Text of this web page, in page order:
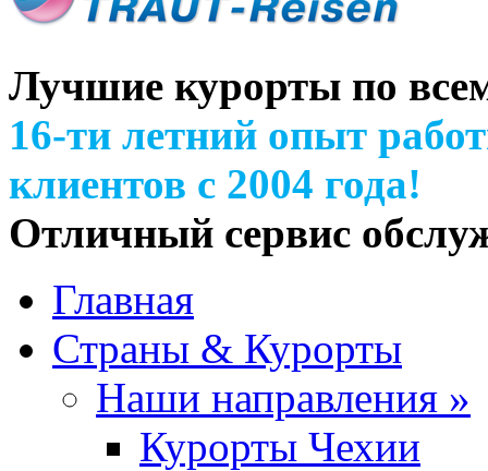
Лучшие курорты по
16-ти летний опыт
клиентов с 2004 года!
Отличный сервис
Главная
Страны & Курорты
Наши направления »
Курорты Чехии